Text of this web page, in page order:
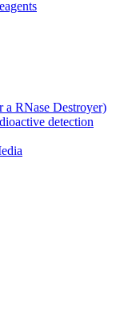
a RNase Destroyer)
detection